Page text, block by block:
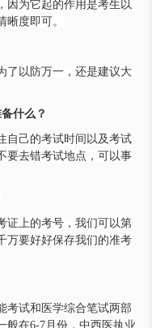
因为它起的作用是考生以
度即可。
了以防万一，还是建议大
什么？
自己的考试时间以及考试
要去错考试地点，可以事
证上的考号，我们可以第
万要好好保存我们的准考
考试和医学综合笔试两部
般在6-7月份，中西医执业